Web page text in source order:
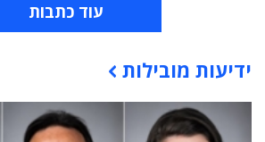
עוד כתבות
תוכן פרסומי
ידיעות מובילות